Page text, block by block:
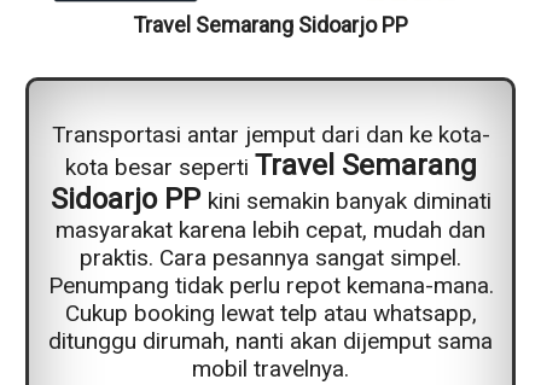
Travel Semarang Sidoarjo PP
Transportasi antar jemput dari dan ke kota-
kota besar seperti Travel Semarang
Sidoarjo PP kini semakin banyak diminati
masyarakat karena lebih cepat, mudah dan
praktis. Cara pesannya sangat simpel.
Penumpang tidak perlu repot kemana-mana.
Cukup booking lewat telp atau whatsapp,
ditunggu dirumah, nanti akan dijemput sama
mobil travelnya.